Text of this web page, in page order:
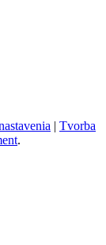
Tvorba
.